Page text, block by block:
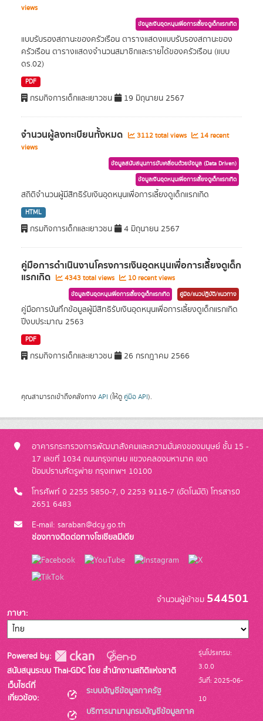
views
ข้อมูลเงินอุดหนุนเพื่อการเลี้ยงดูเด็กแรกเกิด
แบบรับรองสถานะของครัวเรือน ตารางแสดงแบบรับรองสถานะของ
ครัวเรือน ตารางแสดงจำนวนสมาชิกและรายได้ของครัวเรือน (แบบ
ดร.02)
PDF
กรมกิจการเด็กและเยาวชน 19 มิถุนายน 2567
จำนวนผู้ลงทะเบียนทั้งหมด 3112 total views
14 recent
views
ข้อมูลสนับสนุนการขับเคลื่อนด้วยข้อมูล (Data Driven)
ข้อมูลเงินอุดหนุนเพื่อการเลี้ยงดูเด็กแรกเกิด
สถิติจำนวนผู้มีสิทธิรับเงินอุดหนุนเพื่อการเลี้ยงดูเด็กแรกเกิด
HTML
กรมกิจการเด็กและเยาวชน 4 มิถุนายน 2567
คู่มือการดำเนินงานโครงการเงินอุดหนุนเพื่อการเลี้ยงดูเด็ก
แรกเกิด 4343 total views 10 recent views
ข้อมูลเงินอุดหนุนเพื่อการเลี้ยงดูเด็กแรกเกิด คู่มือ/แนวปฏิบัติ/แนวทาง
คู่มือการบันทึกข้อมูลผู้มีสิทธิรับเงินอุดหนุนเพื่อการเลี้ยงดูเด็กแรกเกิด
ปีงบประมาณ 2563
PDF
กรมกิจการเด็กและเยาวชน 26 กรกฎาคม 2566
คุณสามารถเข้าถึงคลังทาง API (ให้ดู คู่มือ API).
อาคารกระทรวงการพัฒนาสังคมและความมั่นคงของมนุษย์ ชั้น 15 -
17 เลขที่ 1034 ถนนกรุงเกษม แขวงคลองมหานาค เขต
ป้อมปราบศัตรูพ่าย กรุงเทพฯ 10100
โทรศัพท์ 0 2255 5850-7, 0 2253 9116-7 (อัตโนมัติ) โทรสาร0
2651 6483
E-mail: saraban@dcy.go.th
ช่องทางติดต่อทางโซเชียลมีเดีย
จำนวนผู้เข้าชม 544501
ภาษา
Powered by:
สนับสนุนระบบ Thai-GDC โดย สำนักงานสถิติแห่งชาติ
เว็บไซต์ที่
เกี่ยวข้อง:
ระบบบัญชีข้อมูลภาครัฐ
บริการนามานุกรมบัญชีข้อมูลภาค
รุ่นโปรแกรม:
3.0.0
วันที่: 2025-06-
10